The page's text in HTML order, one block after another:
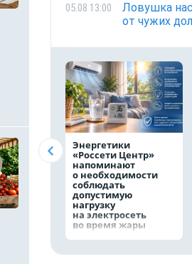
05.08 13:00
Ловушка
от чужих
Энергетики
«Россети Центр»
напоминают
о необходимости
соблюдать
допустимую
нагрузку
на электросеть
во время жары